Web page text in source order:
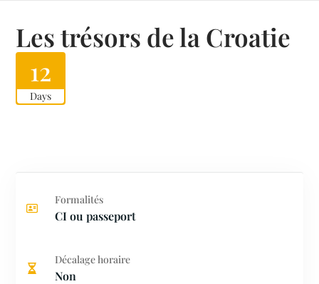
Les trésors de la Croatie
12
Days
Formalités
CI ou passeport
Décalage horaire
Non